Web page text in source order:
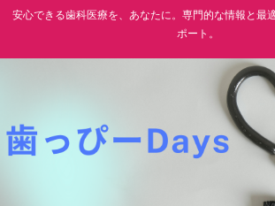
安心できる歯科医療を、あなたに。専門的な情報と最
ポート。